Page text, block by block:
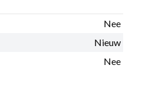
Nee
Nieuw
Nee